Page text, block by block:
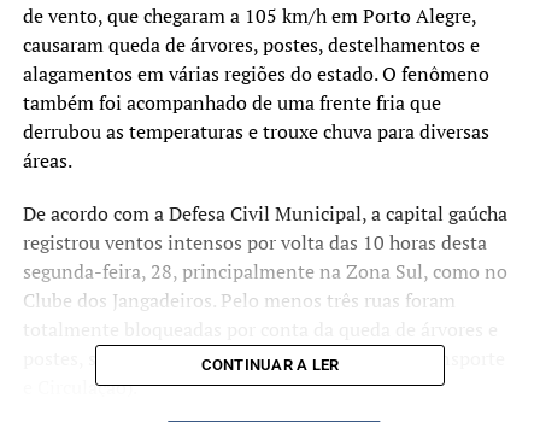
de vento, que chegaram a 105 km/h em Porto Alegre,
causaram queda de árvores, postes, destelhamentos e
alagamentos em várias regiões do estado. O fenômeno
também foi acompanhado de uma frente fria que
derrubou as temperaturas e trouxe chuva para diversas
áreas.
De acordo com a Defesa Civil Municipal, a capital gaúcha
registrou ventos intensos por volta das 10 horas desta
segunda-feira, 28, principalmente na Zona Sul, como no
Clube dos Jangadeiros. Pelo menos três ruas foram
postes, segundo a EPTC (Empresa Pública de Transporte
e Circulação).
CONTINUAR A LER